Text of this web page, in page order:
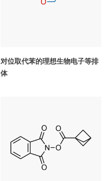
对位取代苯的理想生物电子等排
体